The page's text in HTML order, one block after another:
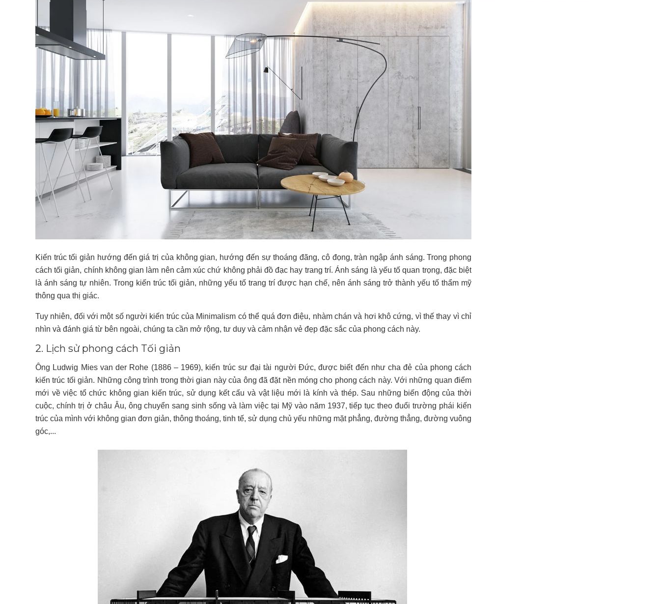
Kiến trúc tối giản hướng đến giá trị của không gian, hướng đến sự thoáng đãng, cô đọng, tràn ngập ánh sáng. Trong phong
cách tối giản, chính không gian làm nên cảm xúc chứ không phải đồ đạc hay trang trí. Ánh sáng là yếu tố quan trọng, đặc biệt
là ánh sáng tự nhiên. Trong kiến trúc tối giản, những yếu tố trang trí được hạn chế, nên ánh sáng trở thành yếu tố thẩm mỹ
thông qua thị giác.
Tuy nhiên, đối với một số người kiến trúc của Minimalism có thể quá đơn điệu, nhàm chán và hơi khô cứng, vì thế thay vì chỉ
nhìn và đánh giá từ bên ngoài, chúng ta cần mở rộng, tư duy và cảm nhận vẻ đẹp đặc sắc của phong cách này.
2. Lịch sử phong cách Tối giản
Ông Ludwig Mies van der Rohe (1886 – 1969), kiến trúc sư đại tài người Đức, được biết đến như cha đẻ của phong cách
kiến trúc tối giản. Những công trình trong thời gian này của ông đã đặt nền móng cho phong cách này. Với những quan điểm
mới về việc tổ chức không gian kiến trúc, sử dụng kết cấu và vật liệu mới là kính và thép. Sau những biến động của thời
cuộc, chính trị ở châu Âu, ông chuyển sang sinh sống và làm việc tại Mỹ vào năm 1937, tiếp tục theo đuổi trường phái kiến
trúc của mình với không gian đơn giản, thông thoáng, tinh tế, sử dụng chủ yếu những mặt phẳng, đường thẳng, đường vuông
góc,...